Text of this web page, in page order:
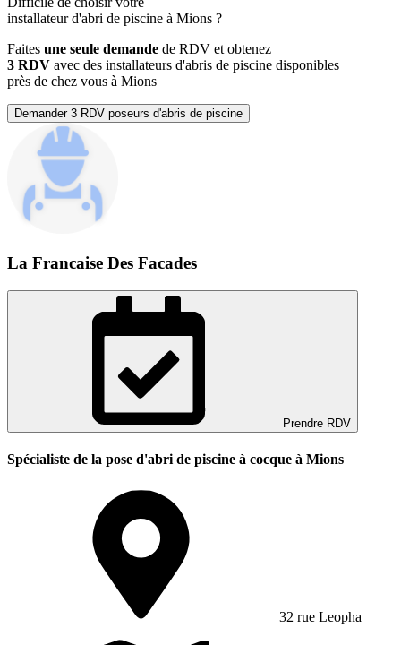
installateur d'abri de piscine à Mions ?
Faites une seule demande de RDV et obtenez
3 RDV avec des installateurs d'abris de piscine disponibles
près de chez vous à Mions
Demander 3 RDV poseurs d'abris de piscine
La Francaise Des Facades
Prendre RDV
Spécialiste de la pose d'abri de piscine à cocque à Mions
32 rue Leopha